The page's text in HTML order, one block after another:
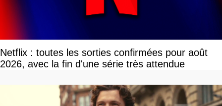
Netflix : toutes les sorties confirmées pour août
2026, avec la fin d'une série très attendue